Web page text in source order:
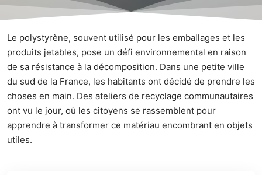
Le polystyrène, souvent utilisé pour les emballages et les
produits jetables, pose un défi environnemental en raison
de sa résistance à la décomposition. Dans une petite ville
du sud de la France, les habitants ont décidé de prendre les
choses en main. Des ateliers de recyclage communautaires
ont vu le jour, où les citoyens se rassemblent pour
apprendre à transformer ce matériau encombrant en objets
utiles.